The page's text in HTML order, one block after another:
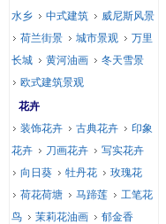
水乡
中式建筑
威尼斯风景
荷兰街景
城市景观
万里
长城
黄河油画
冬天雪景
欧式建筑景观
花卉
装饰花卉
古典花卉
印象
花卉
刀画花卉
写实花卉
向日葵
牡丹花
玫瑰花
荷花荷塘
马蹄莲
工笔花
鸟
茉莉花油画
郁金香